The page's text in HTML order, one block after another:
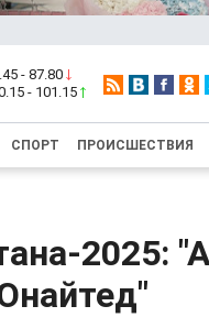
- 87.80
- 101.15
СПОРТ ПРОИСШЕСТВИЯ
2025: